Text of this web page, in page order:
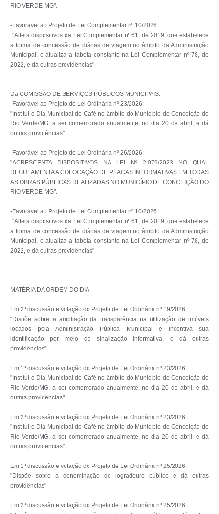
RIO VERDE-MG".
-Favorável ao Projeto de Lei Complementar nº 10/2026:
a forma de concessão de diárias de viagem no âmbito da Administração
Municipal, e atualiza a tabela constante na Lei Complementar nº 78, de
2022, e dá outras providências"
Da COMISSÃO DE SERVIÇOS PÚBLICOS MUNICIPAIS:
-Favorável ao Projeto de Lei Ordinária nº 23/2026:
"Institui o Dia Municipal do Café no âmbito do Município de Conceição do
Rio Verde/MG, a ser comemorado anualmente, no dia 20 de abril, e dá
outras providências"
-Favorável ao Projeto de Lei Ordinária nº 26/2026:
"ACRESCENTA DISPOSITIVOS NA LEI Nº 2.079/2023 NO QUAL
REGULAMENTA A COLOCAÇÃO DE PLACAS INFORMATIVAS EM TODAS
AS OBRAS PÚBLICAS REALIZADAS NO MUNICÍPIO DE CONCEIÇÃO DO
RIO VERDE-MG".
-Favorável ao Projeto de Lei Complementar nº 10/2026:
a forma de concessão de diárias de viagem no âmbito da Administração
Municipal, e atualiza a tabela constante na Lei Complementar nº 78, de
2022, e dá outras providências"
MATÉRIA DA ORDEM DO DIA
Em 2ª discussão e votação do Projeto de Lei Ordinária nº 19/2026:
“Dispõe sobre a ampliação da transparência na utilização de imóveis
locados pela Administração Pública Municipal e incentiva sua
identificação por meio de sinalização informativa, e dá outras
providências”
Em 1ª discussão e votação do Projeto de Lei Ordinária nº 23/2026:
"Institui o Dia Municipal do Café no âmbito do Município de Conceição do
Rio Verde/MG, a ser comemorado anualmente, no dia 20 de abril, e dá
outras providências"
Em 2ª discussão e votação do Projeto de Lei Ordinária nº 23/2026:
"Institui o Dia Municipal do Café no âmbito do Município de Conceição do
Rio Verde/MG, a ser comemorado anualmente, no dia 20 de abril, e dá
outras providências"
Em 1ª discussão e votação do Projeto de Lei Ordinária nº 25/2026:
"Dispõe sobre a denominação de logradouro público e dá outras
providências"
Em 2ª discussão e votação do Projeto de Lei Ordinária nº 25/2026: